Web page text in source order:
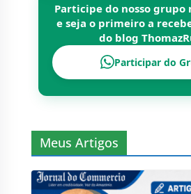
Participe do nosso grupo
e seja o primeiro a
do blog
Participar do
Meus Artigos